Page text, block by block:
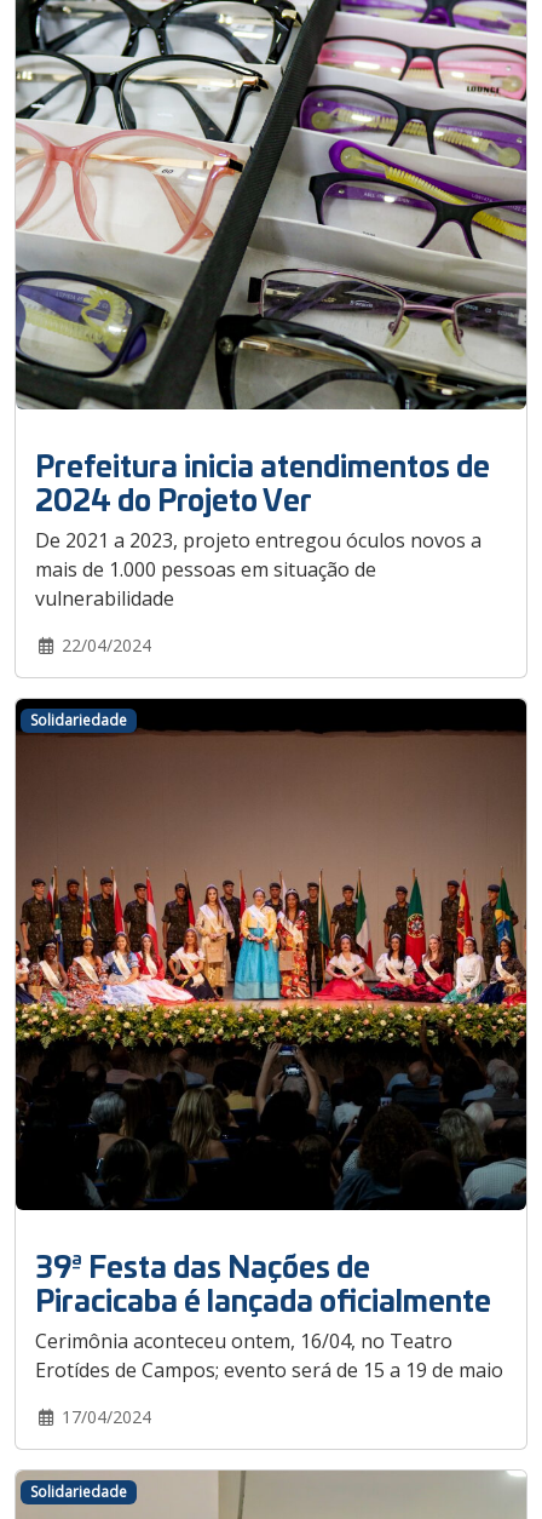
Prefeitura inicia atendimentos de
2024 do Projeto Ver
De 2021 a 2023, projeto entregou óculos novos a
mais de 1.000 pessoas em situação de
vulnerabilidade
22/04/2024
39ª Festa das Nações de
Piracicaba é lançada oficialmente
Cerimônia aconteceu ontem, 16/04, no Teatro
Erotídes de Campos; evento será de 15 a 19 de maio
17/04/2024
Solidariedade
Solidariedade